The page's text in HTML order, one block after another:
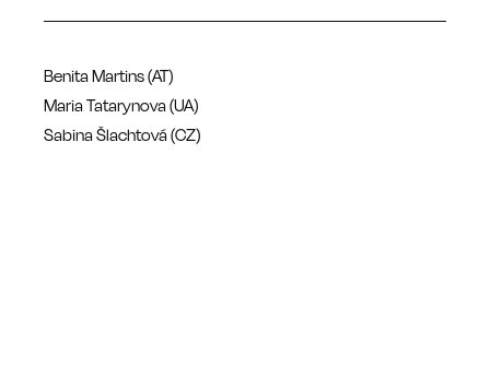
Benita Martins (AT)
Maria Tatarynova (UA)
Sabina Šlachtová (CZ)